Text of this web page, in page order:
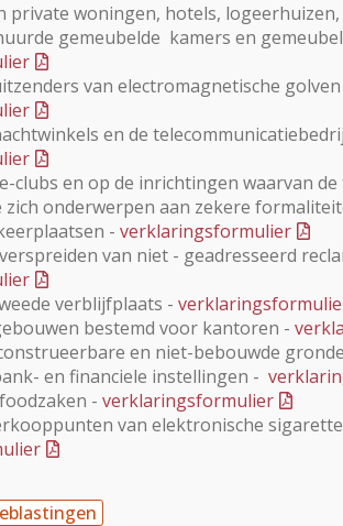
private woningen, hotels,
gemeubelde kamers en
van electromagnetische
en de
clubs en op de inrichtingen waarvan
zich onderwerpen aan zekere
- verklaringsformulier
van niet - geadresseerd
verblijfplaats -
bestemd voor kantoren -
en niet-bebouwde
en financiele instellingen -
- verklaringsformulier
van elektronische